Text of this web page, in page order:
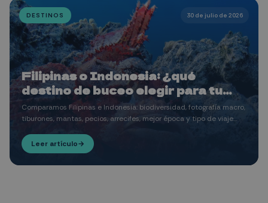
DESTINOS 30 de julio de 2026
Filipinas o Indonesia: ¿qué
destino de buceo elegir para tu
próximo gran viaje?
Comparamos Filipinas e Indonesia: biodiversidad, fotografía macro,
tiburones, mantas, pecios, arrecifes, mejor época y tipo de viaje
Leer artículo→